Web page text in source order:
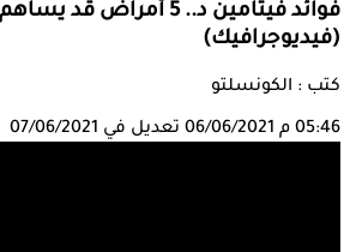
فوائد فيتامين د.. 5 أمراض
(فيديوجرافيك)
كتب : الكونسلتو
05:46 م 06/06/2021 تعديل في 07/06/2021